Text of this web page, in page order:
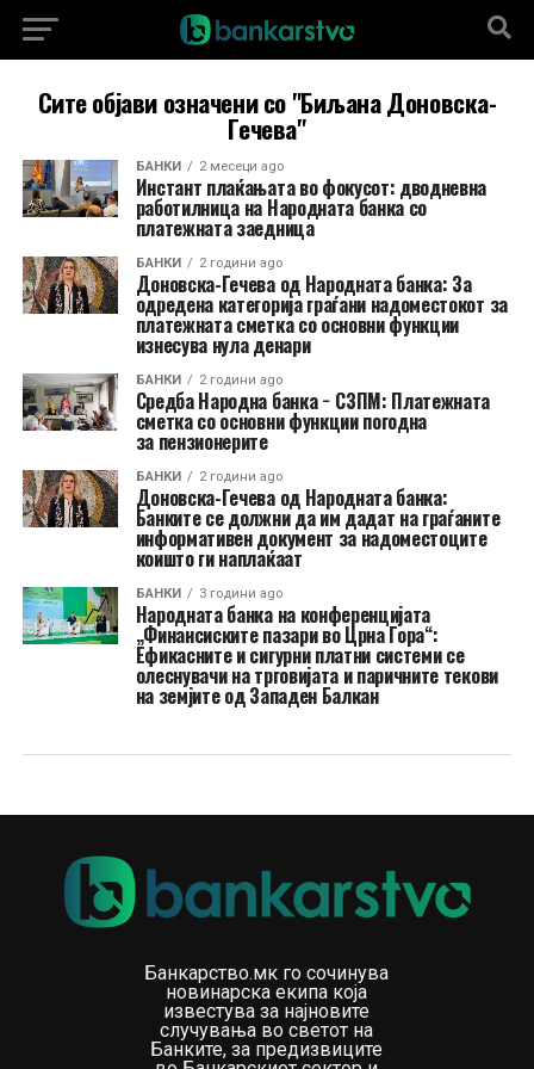
Сите објави означени со "Биљана Доновска-
Гечева"
БАНКИ 2 месеци ago
Инстант плаќањата во фокусот: дводневна
работилница на Народната банка со
платежната заедница
БАНКИ 2 години ago
Доновска-Гечева од Народната банка: За
одредена категорија граѓани надоместокот за
платежната сметка со основни функции
изнесува нула денари
БАНКИ 2 години ago
Средба Народна банка − СЗПМ: Платежната
сметка со основни функции погодна
зa пензионерите
БАНКИ 2 години ago
Доновска-Гечева од Народната банка:
Банките се должни да им дадат на граѓаните
информативен документ за надоместоците
коишто ги наплаќаат
БАНКИ 3 години ago
Народната банка на конференцијата
„Финансиските пазари во Црна Гора“:
Ефикасните и сигурни платни системи се
олеснувачи на трговијата и паричните текови
на земјите од Западен Балкан
Банкарство.мк го сочинува
новинарска екипа која
известува за најновите
случувања во светот на
Банките, за предизвиците